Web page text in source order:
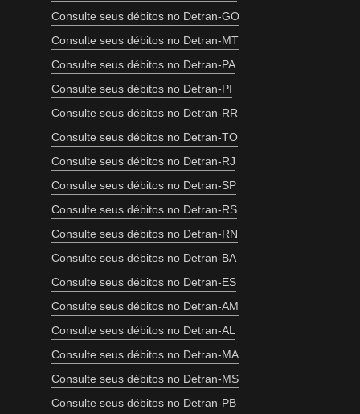
Consulte seus débitos no Detran-GO
Consulte seus débitos no Detran-MT
Consulte seus débitos no Detran-PA
Consulte seus débitos no Detran-PI
Consulte seus débitos no Detran-RR
Consulte seus débitos no Detran-TO
Consulte seus débitos no Detran-RJ
Consulte seus débitos no Detran-SP
Consulte seus débitos no Detran-RS
Consulte seus débitos no Detran-RN
Consulte seus débitos no Detran-BA
Consulte seus débitos no Detran-ES
Consulte seus débitos no Detran-AM
Consulte seus débitos no Detran-AL
Consulte seus débitos no Detran-MA
Consulte seus débitos no Detran-MS
Consulte seus débitos no Detran-PB